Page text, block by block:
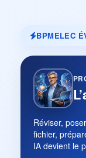
BPMELEC
Réviser,
fichier,
IA devient le